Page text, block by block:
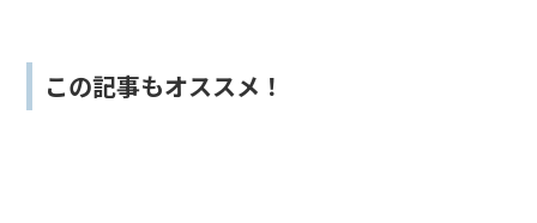
この記事もオススメ！